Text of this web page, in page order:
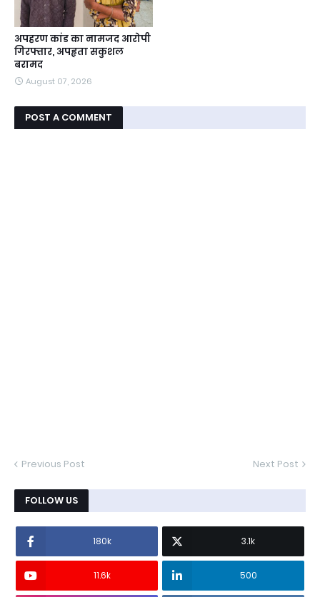
अपहरण कांड का नामजद आरोपी
गिरफ्तार, अपहृता सकुशल
बरामद
August 07, 2026
POST A COMMENT
Previous Post Next Post
FOLLOW US
180k 3.1k
11.6k 500